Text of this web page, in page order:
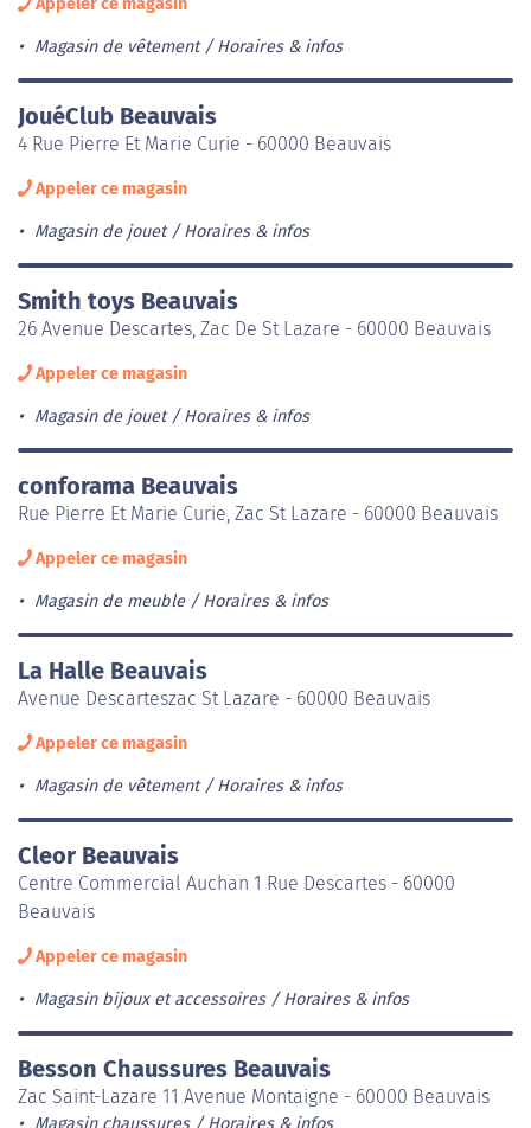
Magasin de vêtement Horaires & infos
JouéClub Beauvais
4 Rue Pierre Et Marie Curie - 60000 Beauvais
Appeler ce magasin
Magasin de jouet Horaires & infos
Smith toys Beauvais
26 Avenue Descartes, Zac De St Lazare - 60000 Beauvais
Appeler ce magasin
Magasin de jouet Horaires & infos
conforama Beauvais
Rue Pierre Et Marie Curie, Zac St Lazare - 60000 Beauvais
Appeler ce magasin
Magasin de meuble Horaires & infos
La Halle Beauvais
Avenue Descarteszac St Lazare - 60000 Beauvais
Appeler ce magasin
Magasin de vêtement Horaires & infos
Cleor Beauvais
Centre Commercial Auchan 1 Rue Descartes - 60000
Beauvais
Appeler ce magasin
Magasin bijoux et accessoires Horaires & infos
Besson Chaussures Beauvais
Zac Saint-Lazare 11 Avenue Montaigne - 60000 Beauvais
Magasin chaussures Horaires & infos